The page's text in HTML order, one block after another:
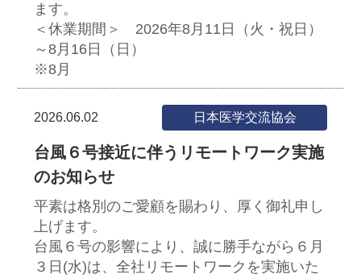
ます。
＜休業期間＞ 2026年8月11日（火・祝日）
～8月16日（日）
※8月
2026.06.02 日本医学交流協会
台風６号接近に伴うリモートワーク実施
のお知らせ
平素は格別のご愛顧を賜わり、厚く御礼申し
上げます。
台風６号の影響により、誠に勝手ながら６月
３日(水)は、全社リモートワークを実施いた